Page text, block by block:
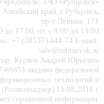
край, г. Рубцовск,
пр-т Ленина, 171
до 17.00, пт. с 9.00 до 13.00
+7 (38557) 444-74 E-mail:
sale@rubtsovsk.ru
Курков Андрей Юрьевич
выдано федеральной
технологий и
15.08.2016 г.
справочной информации.